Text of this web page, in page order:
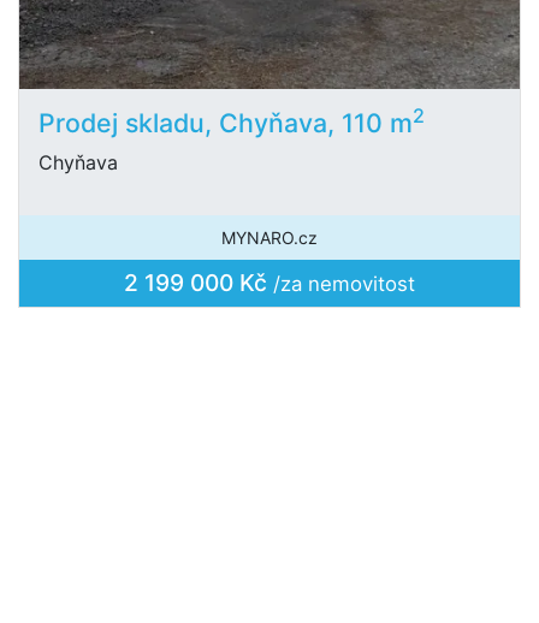
Prodej skladu, Chyňava, 110 m2
Chyňava
MYNARO.cz
2 199 000 Kč /za nemovitost